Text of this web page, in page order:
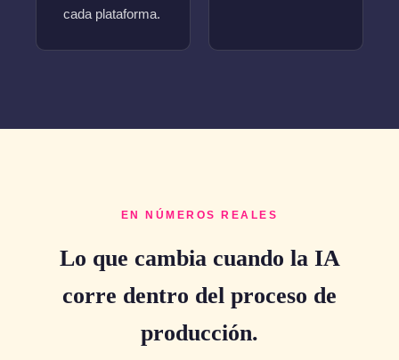
cada plataforma.
EN NÚMEROS REALES
Lo que cambia cuando la IA
corre dentro del proceso de
producción.